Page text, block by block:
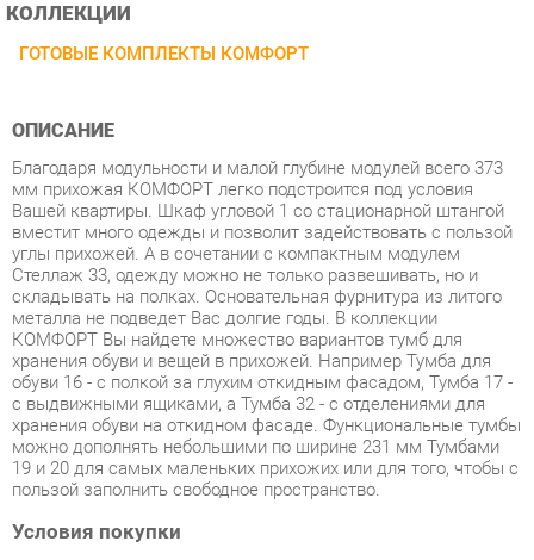
ОПИСАНИЕ
мм прихожая КОМФОРТ легко подстроится под условия
Вашей квартиры. Шкаф угловой 1 со стационарной штангой
вместит много одежды и позволит задействовать с пользой
углы прихожей. А в сочетании с компактным модулем
Стеллаж 33, одежду можно не только развешивать, но и
складывать на полках. Основательная фурнитура из литого
металла не подведет Вас долгие годы. В коллекции
КОМФОРТ Вы найдете множество вариантов тумб для
хранения обуви и вещей в прихожей. Например Тумба для
обуви 16 - с полкой за глухим откидным фасадом, Тумба 17 -
с выдвижными ящиками, а Тумба 32 - с отделениями для
хранения обуви на откидном фасаде. Функциональные тумбы
можно дополнять небольшими по ширине 231 мм Тумбами
19 и 20 для самых маленьких прихожих или для того, чтобы с
пользой заполнить свободное пространство.
Условия покупки
Благодаря качественным фото, исчерпывающей информации
покупателей маркетплэйса «Офисная мебель Екатеринбург»